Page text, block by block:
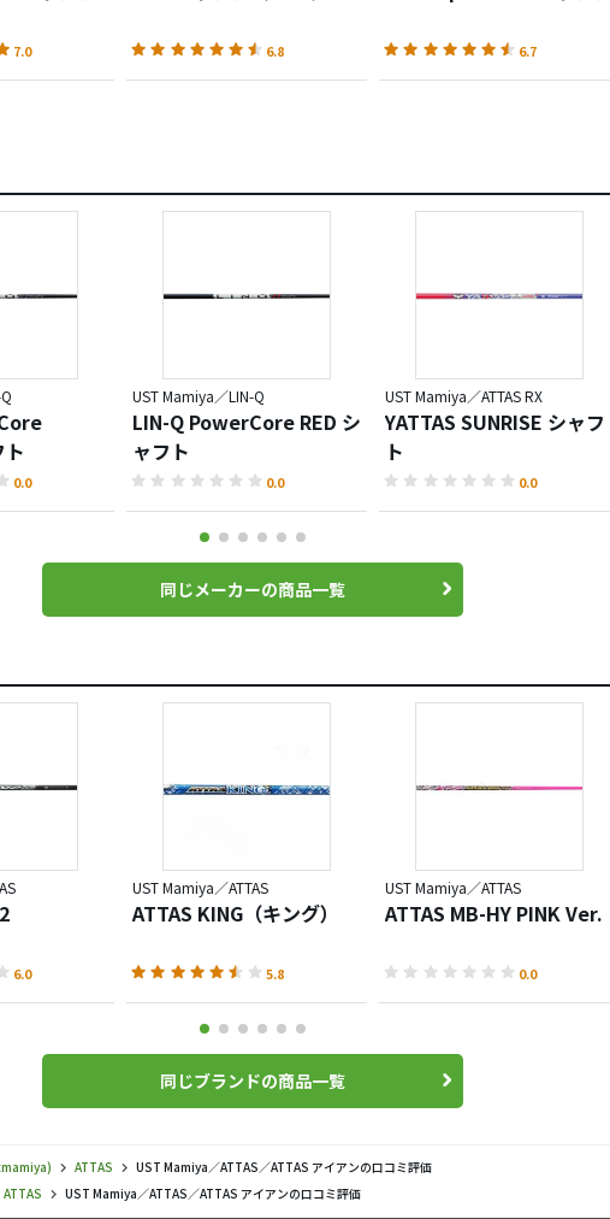
7.0 6.8 6.7
0.0
UST Mamiya／LIN-Q
LIN-Q PowerCore RED シ
ャフト
0.0
UST Mamiya／ATTAS RX
YATTAS SUNRISE シャフ
ト
0.0
同じメーカーの商品一覧
6.0
UST Mamiya／ATTAS
ATTAS KING（キング）
5.8
UST Mamiya／ATTAS
ATTAS MB-HY PINK Ver.
0.0
同じブランドの商品一覧
ATTAS
UST Mamiya／ATTAS／ATTAS アイアンの口コミ評価
ATTAS UST Mamiya／ATTAS／ATTAS アイアンの口コミ評価